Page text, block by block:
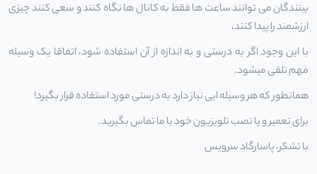
بینندگان می توانند ساعت ها فقط به کانال ها نگاه کنند و سعی کنند چیزی
ارزشمند را پیدا کنند،
با این وجود اگر به درستی و به اندازه از آن استفاده شود، اتفاقا یک وسیله
مهم تلقی میشود.
همانطور که هر وسیله ایی نیاز دارد به درستی مورد استفاده قرار بگیرد!
برای تعمیر و یا نصب تلویزیون خود با ما تماس بگیرید.
با تشکر، پاسارگاد سرویس